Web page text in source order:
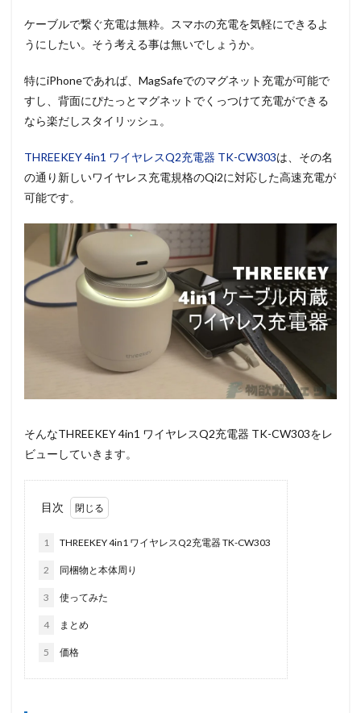
ケーブルで繋ぐ充電は無粋。スマホの充電を気軽にできるよ
うにしたい。そう考える事は無いでしょうか。
特にiPhoneであれば、MagSafeでのマグネット充電が可能で
すし、背面にぴたっとマグネットでくっつけて充電ができる
なら楽だしスタイリッシュ。
THREEKEY 4in1 ワイヤレスQ2充電器 TK-CW303は、その名
の通り新しいワイヤレス充電規格のQi2に対応した高速充電が
可能です。
そんなTHREEKEY 4in1 ワイヤレスQ2充電器 TK-CW303をレ
ビューしていきます。
目次
1 THREEKEY 4in1 ワイヤレスQ2充電器 TK-CW303
2 同梱物と本体周り
3 使ってみた
4 まとめ
5 価格